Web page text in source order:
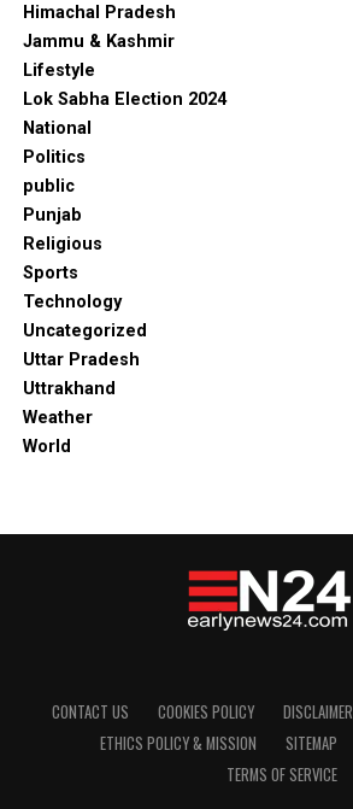
Himachal Pradesh
Jammu & Kashmir
Lifestyle
Lok Sabha Election 2024
National
Politics
public
Punjab
Religious
Sports
Technology
Uncategorized
Uttar Pradesh
Uttrakhand
Weather
World
CONTACT US COOKIES POLICY DISCLAIMER
ETHICS POLICY & MISSION
SITEMAP
TERMS OF SERVICE